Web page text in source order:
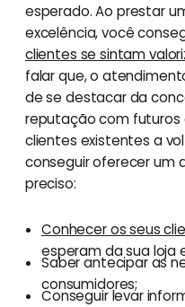
esperado. Ao prestar
excelência, você
clientes se sintam
falar que, o
de se destacar da
reputação com futuros
clientes existentes a
conseguir oferecer um
preciso:
Conhecer os seus
esperam da sua loja
Saber antecipar as
consumidores;
Conseguir levar